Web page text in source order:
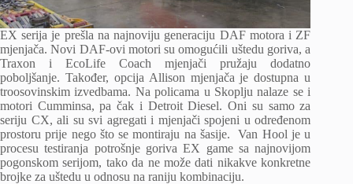
EX serija je prešla na najnoviju generaciju DAF motora i ZF
mjenjača. Novi DAF-ovi motori su omogućili uštedu goriva, a
Traxon i EcoLife Coach mjenjači pružaju dodatno
poboljšanje. Također, opcija Allison mjenjača je dostupna u
troosovinskim izvedbama. Na policama u Skoplju nalaze se i
motori Cumminsa, pa čak i Detroit Diesel. Oni su samo za
seriju CX, ali su svi agregati i mjenjači spojeni u određenom
prostoru prije nego što se montiraju na šasije. Van Hool je u
procesu testiranja potrošnje goriva EX game sa najnovijom
pogonskom serijom, tako da ne može dati nikakve konkretne
brojke za uštedu u odnosu na raniju kombinaciju.